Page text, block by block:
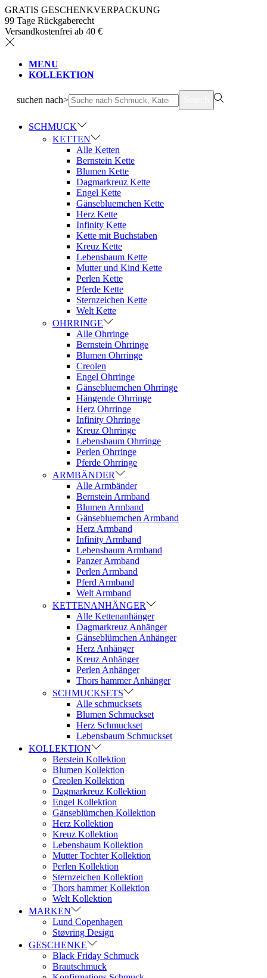
GRATIS GESCHENKVERPACKUNG
99 Tage Rückgaberecht
Versandkostenfrei ab 40 €
MENU
KOLLEKTION
suchen nach>
SCHMUCK
KETTEN
Alle Ketten
Bernstein Kette
Blumen Kette
Dagmarkreuz Kette
Engel Kette
Gänsebluemchen Kette
Herz Kette
Infinity Kette
Kette mit Buchstaben
Kreuz Kette
Lebensbaum Kette
Mutter und Kind Kette
Perlen Kette
Pferde Kette
Sternzeichen Kette
Welt Kette
OHRRINGE
Alle Ohrringe
Bernstein Ohrringe
Blumen Ohrringe
Creolen
Engel Ohrringe
Gänsebluemchen Ohrringe
Hängende Ohrringe
Herz Ohrringe
Infinity Ohrringe
Kreuz Ohrringe
Lebensbaum Ohrringe
Perlen Ohrringe
Pferde Ohrringe
ARMBÄNDER
Alle Armbänder
Bernstein Armband
Blumen Armband
Gänsebluemchen Armband
Herz Armband
Infinity Armband
Lebensbaum Armband
Panzer Armband
Perlen Armband
Pferd Armband
Welt Armband
KETTENANHÄNGER
Alle Kettenanhänger
Dagmarkreuz Anhänger
Gänseblümchen Anhänger
Herz Anhänger
Kreuz Anhänger
Perlen Anhänger
Thors hammer Anhänger
SCHMUCKSETS
Alle schmucksets
Blumen Schmuckset
Herz Schmuckset
Lebensbaum Schmuckset
KOLLEKTION
Berstein Kollektion
Blumen Kollektion
Creolen Kollektion
Dagmarkreuz Kollektion
Engel Kollektion
Gänseblümchen Kollektion
Herz Kollektion
Kreuz Kollektion
Lebensbaum Kollektion
Mutter Tochter Kollektion
Perlen Kollektion
Sternzeichen Kollektion
Thors hammer Kollektion
Welt Kollektion
MARKEN
Lund Copenhagen
Støvring Design
GESCHENKE
Black Friday Schmuck
Brautschmuck